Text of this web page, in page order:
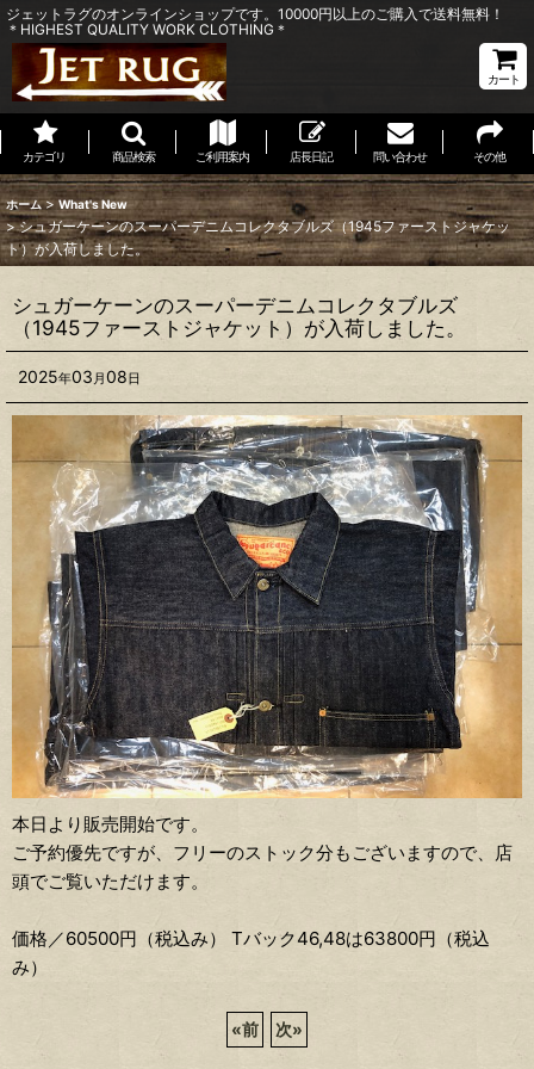
ジェットラグのオンラインショップです。10000円以上のご購入で送料無料！
＊HIGHEST QUALITY WORK CLOTHING＊
カート
カテゴリ 商品検索 ご利用案内 店長日記 問い合わせ その他
ホーム > What's New
> シュガーケーンのスーパーデニムコレクタブルズ（1945ファーストジャケッ
ト）が入荷しました。
シュガーケーンのスーパーデニムコレクタブルズ
（1945ファーストジャケット）が入荷しました。
2025年03 月 08 日
本日より販売開始です。
ご予約優先ですが、フリーのストック分もございますので、店
頭でご覧いただけます。
価格／60500円（税込み） Tバック46,48は63800円（税込
み）
«前 次»